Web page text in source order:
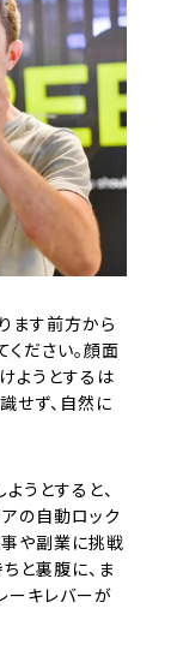
ます前方から
ださい。顔面
ようとするは
せず、自然に
うとすると、
の自動ロック
事や副業に挑戦
と裏腹に、ま
ーキレバーが